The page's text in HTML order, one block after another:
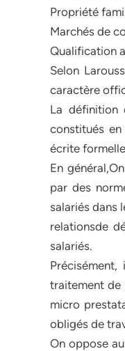
Propriété
Marchés de
Qualification
Selon
caractère
La définition
constitués
écrite
En
par des
salariés dans
relationsde
salariés.
traitement de
micro
obligés de
On oppose